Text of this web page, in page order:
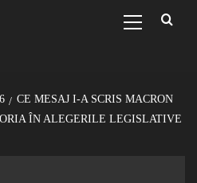
Menu
6
CE MESAJ I-A SCRIS MACRON
ÎN ALEGERILE LEGISLATIVE